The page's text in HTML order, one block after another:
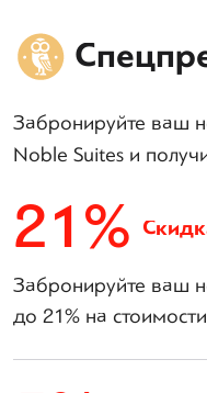
Забронируйте ваш
Noble Suites и
21%
Забронируйте ваш
до 21% на